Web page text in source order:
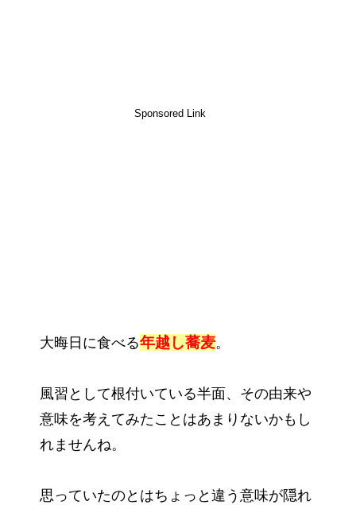
Sponsored Link
大晦日に食べる年越し蕎麦。
風習として根付いている半面、その由来や
意味を考えてみたことはあまりないかもし
れませんね。
思っていたのとはちょっと違う意味が隠れ